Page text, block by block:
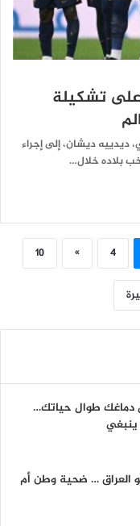
تشكيلة
ديدييه ديشان، إلى إجراء
بلاده خلال…
4
»
10
دماغك طوال حياتك…
العراق … ضحية وطن أم